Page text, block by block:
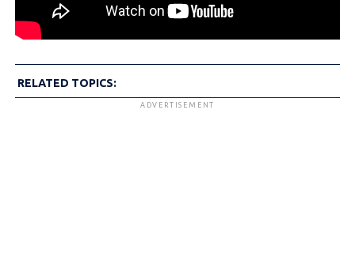
RELATED TOPICS:
ADVERTISEMENT